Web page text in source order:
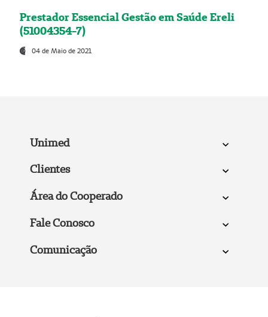
Prestador Essencial Gestão em Saúde Ereli
(51004354-7)
04 de Maio de 2021
Unimed
Clientes
Área do Cooperado
Fale Conosco
Comunicação